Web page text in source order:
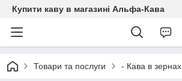
Купити каву в магазині Альфа-Кава
Товари та послуги - Кава в зернах